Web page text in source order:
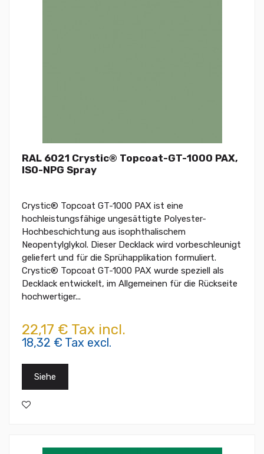
RAL 6021 Crystic® Topcoat-GT-1000 PAX,
ISO-NPG Spray
Crystic® Topcoat GT-1000 PAX ist eine
hochleistungsfähige ungesättigte Polyester-
Hochbeschichtung aus isophthalischem
Neopentylglykol. Dieser Decklack wird vorbeschleunigt
geliefert und für die Sprühapplikation formuliert.
Crystic® Topcoat GT-1000 PAX wurde speziell als
Decklack entwickelt, im Allgemeinen für die Rückseite
hochwertiger...
22,17 € Tax incl.
18,32 € Tax excl.
Siehe